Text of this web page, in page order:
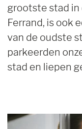
grootste stad in
Ferrand, is ook
van de oudste
parkeerden
stad en liepen